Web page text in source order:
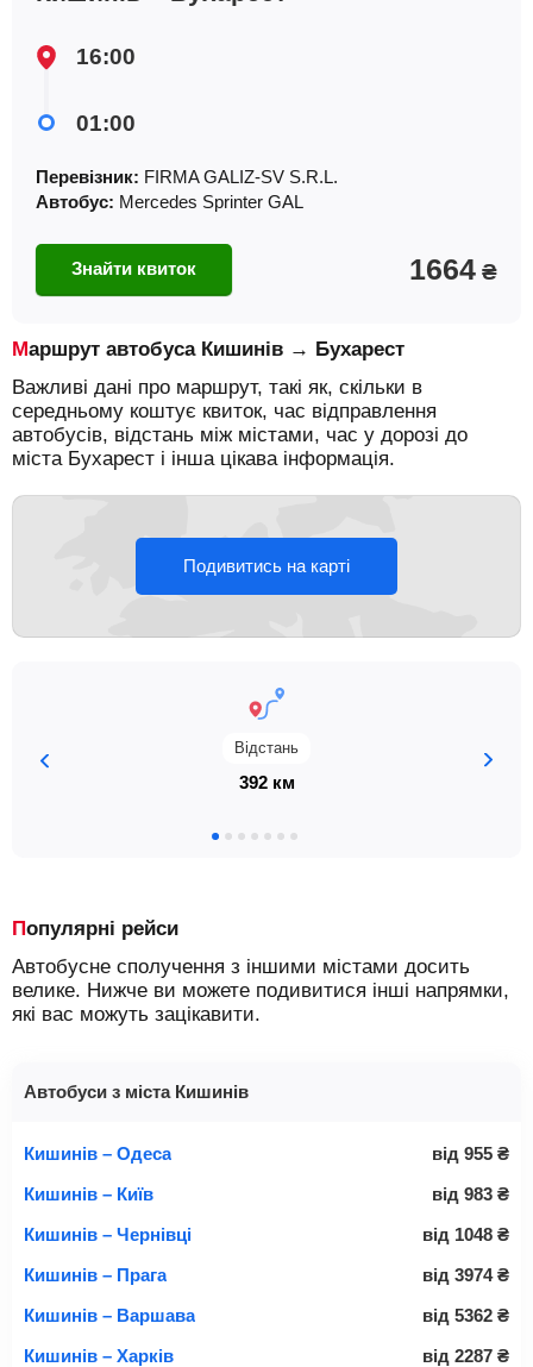
16:00
01:00
Перевізник: FIRMA GALIZ-SV S.R.L.
Автобус: Mercedes Sprinter GAL
Знайти квиток 1664 ₴
Маршрут автобуса Кишинів → Бухарест
Важливі дані про маршрут, такі як, скільки в
середньому коштує квиток, час відправлення
автобусів, відстань між містами, час у дорозі до
міста Бухарест і інша цікава інформація.
Подивитись на карті
Відстань
392 км
Популярні рейси
Автобусне сполучення з іншими містами досить
велике. Нижче ви можете подивитися інші напрямки,
які вас можуть зацікавити.
Автобуси з міста Кишинів
Кишинів – Одеса від 955 ₴
Кишинів – Київ
від 983 ₴
Кишинів – Чернівці
від 1048 ₴
Кишинів – Прага
від 3974 ₴
Кишинів – Варшава
від 5362 ₴
Кишинів – Харків
від 2287 ₴